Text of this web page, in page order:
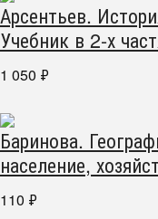
Арсентьев.
Учебник в 2-х
1 050 ₽
Баринова.
население,
110 ₽